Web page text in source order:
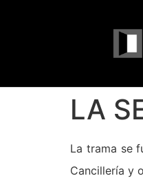
LA
La trama se
Cancillería y